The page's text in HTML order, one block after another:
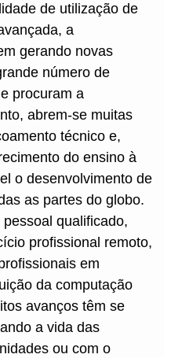
de utilização de
a
gerando novas
número de
procuram a
abrem-se muitas
técnico e,
do ensino à
o desenvolvimento de
as partes do globo.
qualificado,
profissional remoto,
em
da computação
avanços têm se
a vida das
ou com o